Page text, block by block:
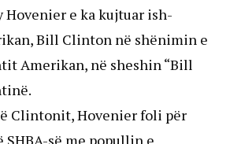
Hovenier e ka kujtuar ish-
Bill Clinton në shënimin e
Amerikan, në sheshin “Bill
Clintonit, Hovenier foli për
së me popullin e